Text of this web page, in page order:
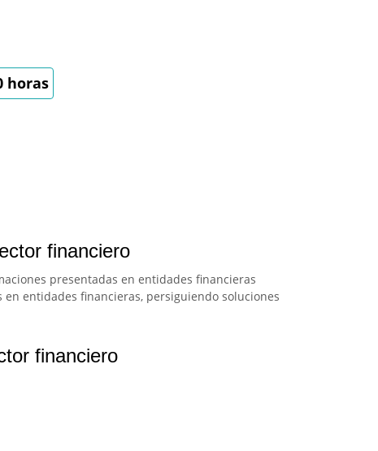
horas
financiero
presentadas en entidades financieras
entidades financieras, persiguiendo soluciones
financiero